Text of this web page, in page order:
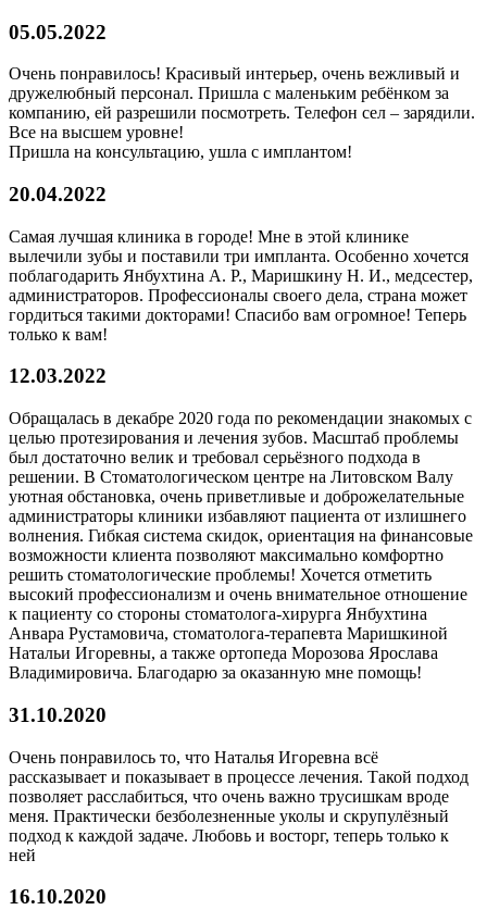
05.05.2022
Очень понравилось! Красивый интерьер, очень вежливый и
дружелюбный персонал. Пришла с маленьким ребёнком за
компанию, ей разрешили посмотреть. Телефон сел – зарядили.
Все на высшем уровне!
Пришла на консультацию, ушла с имплантом!
20.04.2022
Самая лучшая клиника в городе! Мне в этой клинике
вылечили зубы и поставили три импланта. Особенно хочется
поблагодарить Янбухтина А. Р., Маришкину Н. И., медсестер,
администраторов. Профессионалы своего дела, страна может
гордиться такими докторами! Спасибо вам огромное! Теперь
только к вам!
12.03.2022
Обращалась в декабре 2020 года по рекомендации знакомых с
целью протезирования и лечения зубов. Масштаб проблемы
был достаточно велик и требовал серьёзного подхода в
решении. В Стоматологическом центре на Литовском Валу
уютная обстановка, очень приветливые и доброжелательные
администраторы клиники избавляют пациента от излишнего
волнения. Гибкая система скидок, ориентация на финансовые
возможности клиента позволяют максимально комфортно
решить стоматологические проблемы! Хочется отметить
высокий профессионализм и очень внимательное отношение
к пациенту со стороны стоматолога-хирурга Янбухтина
Анвара Рустамовича, стоматолога-терапевта Маришкиной
Натальи Игоревны, а также ортопеда Морозова Ярослава
Владимировича. Благодарю за оказанную мне помощь!
31.10.2020
Очень понравилось то, что Наталья Игоревна всё
рассказывает и показывает в процессе лечения. Такой подход
позволяет расслабиться, что очень важно трусишкам вроде
меня. Практически безболезненные уколы и скрупулёзный
подход к каждой задаче. Любовь и восторг, теперь только к
ней
16.10.2020